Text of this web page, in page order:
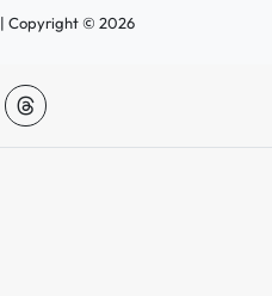
| Copyright © 2026